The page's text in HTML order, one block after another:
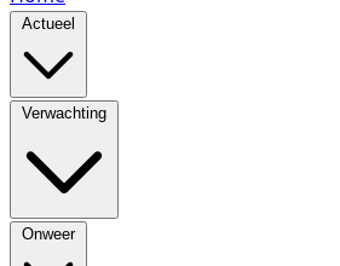
Actueel
Verwachting
Onweer